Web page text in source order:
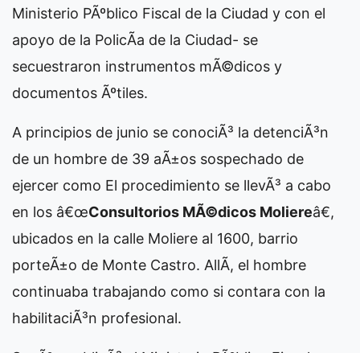
Ministerio PÃºblico Fiscal de la Ciudad y con el
apoyo de la PolicÃ­a de la Ciudad- se
secuestraron instrumentos mÃ©dicos y
documentos Ãºtiles.
A principios de junio se conociÃ³ la detenciÃ³n
de un hombre de 39 aÃ±os sospechado de
ejercer como El procedimiento se llevÃ³ a cabo
en los â€œConsultorios MÃ©dicos Moliereâ€,
ubicados en la calle Moliere al 1600, barrio
porteÃ±o de Monte Castro. AllÃ­, el hombre
continuaba trabajando como si contara con la
habilitaciÃ³n profesional.